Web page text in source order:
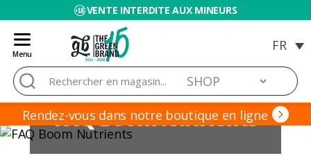
VENTE INTERDITE AUX MINEURS
Menu
Blog
de
Grow
Barato
Rechercher :
Rendez-vous dans notre boutique en ligne
FAQ Boom Nutrients